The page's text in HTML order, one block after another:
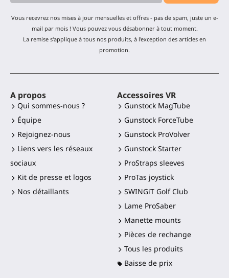
Vous recevrez nos mises à jour mensuelles et offres - pas de spam, juste un e-
mail par mois ! Vous pouvez vous désabonner à tout moment.
La remise s'applique à tous nos produits, à l'exception des articles en
promotion.
A propos
Qui sommes-nous ?
Équipe
Rejoignez-nous
Liens vers les réseaux
sociaux
Kit de presse et logos
Nos détaillants
Accessoires VR
Gunstock MagTube
Gunstock ForceTube
Gunstock ProVolver
Gunstock Starter
ProStraps sleeves
ProTas joystick
SWINGiT Golf Club
Lame ProSaber
Manette mounts
Pièces de rechange
Tous les produits
Baisse de prix